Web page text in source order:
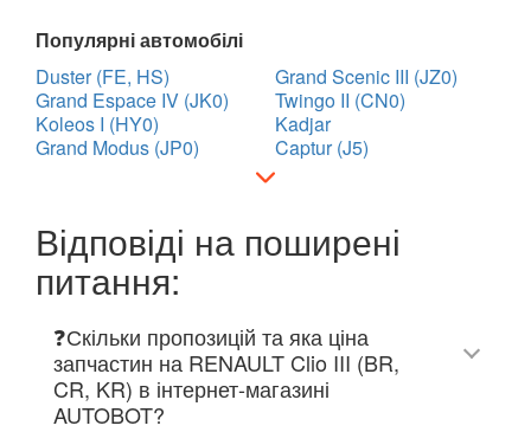
Популярні автомобілі
Duster (FE, HS)
Grand Espace IV (JK0)
Koleos I (HY0)
Grand Modus (JP0)
Grand Scenic III (JZ0)
Twingo II (CN0)
Kadjar
Captur (J5)
Відповіді на поширені
питання:
❓Скільки пропозицій та яка ціна
запчастин на RENAULT Clio III (BR,
CR, KR) в інтернет-магазині
AUTOBOT?